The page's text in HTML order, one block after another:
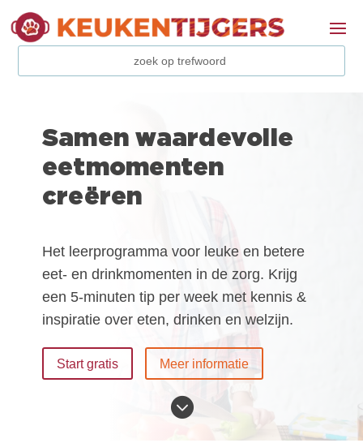
Samen waardevolle
eetmomenten
creëren
Het leerprogramma voor leuke en betere
eet- en drinkmomenten in de zorg. Krijg
een 5-minuten tip per week met kennis &
inspiratie over eten, drinken en welzijn.
Start gratis Meer informatie
